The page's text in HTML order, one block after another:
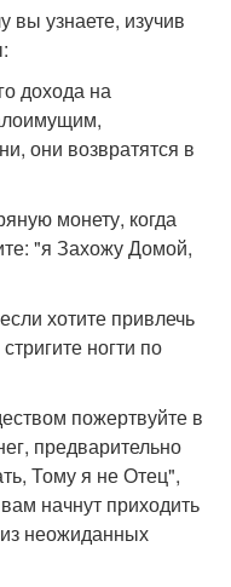
вы узнаете, изучив
дохода на
они возвратятся в
монету, когда
"я Захожу Домой,
хотите привлечь
ногти по
пожертвуйте в
предварительно
Тому я не Отец",
начнут приходить
неожиданных